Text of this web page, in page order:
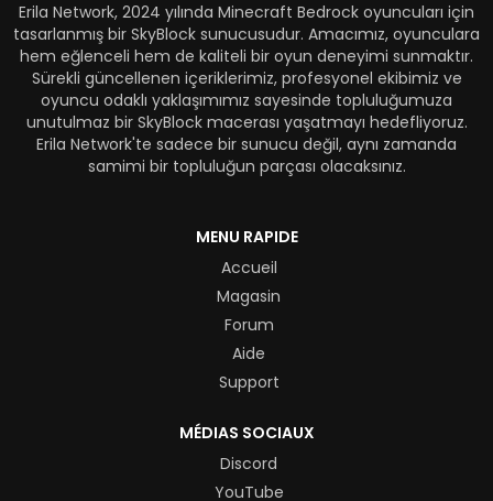
Erila Network, 2024 yılında Minecraft Bedrock oyuncuları için
tasarlanmış bir SkyBlock sunucusudur. Amacımız, oyunculara
hem eğlenceli hem de kaliteli bir oyun deneyimi sunmaktır.
Sürekli güncellenen içeriklerimiz, profesyonel ekibimiz ve
oyuncu odaklı yaklaşımımız sayesinde topluluğumuza
unutulmaz bir SkyBlock macerası yaşatmayı hedefliyoruz.
Erila Network'te sadece bir sunucu değil, aynı zamanda
samimi bir topluluğun parçası olacaksınız.
MENU RAPIDE
Accueil
Magasin
Forum
Aide
Support
MÉDIAS SOCIAUX
Discord
YouTube